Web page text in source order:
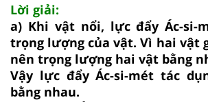
Lời giải:
a) Khi vật nổi, lực đẩy Ác-si-
trọng lượng của vật. Vì hai vật
nên trọng lượng hai vật bằng
Vậy lực đẩy Ác-si-mét tác
bằng nhau.